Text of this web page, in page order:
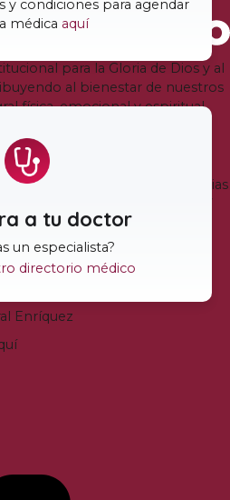
y condiciones para agendar
médica aquí
a tu doctor
un especialista?
directorio médico
para la Gloria de Dios y al
al bienestar de nuestros
física,emocional y espiritual.
del Hospital Vozandes
y N-37
El ingreso a Emergencias
José de Villalengua Oe2-37
Valle de los Chillos
Enríquez